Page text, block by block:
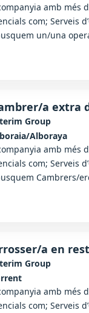
amb més
com; Serveis
un/una
a extra
Group
Alboraya
amb més
com; Serveis
Cambrers/
a en
Group
amb més
com; Serveis